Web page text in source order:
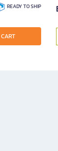
READY TO SHIP